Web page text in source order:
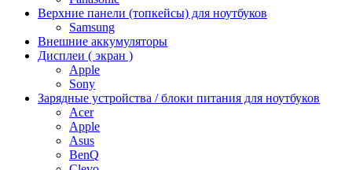
Верхние панели (топкейсы) для ноутбуков
Samsung
Внешние аккумуляторы
Дисплеи ( экран )
Apple
Sony
Зарядные устройства / блоки питания для ноутбуков
Acer
Apple
Asus
BenQ